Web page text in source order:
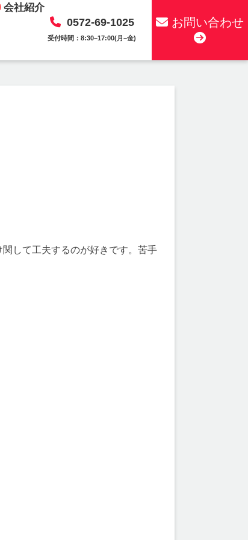
会社紹介
0572-69-1025
受付時間：8:30–17:00(月–金)
お問い合わせ
して工夫するのが好きです。苦手